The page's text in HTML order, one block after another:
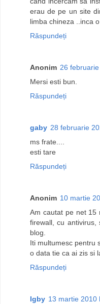
erau de pe un site
limba chineza ..inca
Răspundeți
Anonim 26
Mersi esti bun.
Răspundeți
gaby 28 februarie
ms frate....
esti tare
Răspundeți
Anonim 10 martie
Am cautat pe net 15
firewall, cu antivirus,
blog.
Iti multumesc pentru
o data tie ca ai zis si
Răspundeți
Igby 13 martie 2010